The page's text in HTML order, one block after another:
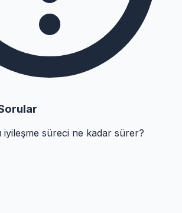
iyileşme süreci ne kadar sürer?